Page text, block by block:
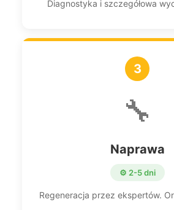
Diagnostyka i szczegółowa
3
🔧
Naprawa
⚙️ 2-5 dni
Regeneracja przez ekspertów.